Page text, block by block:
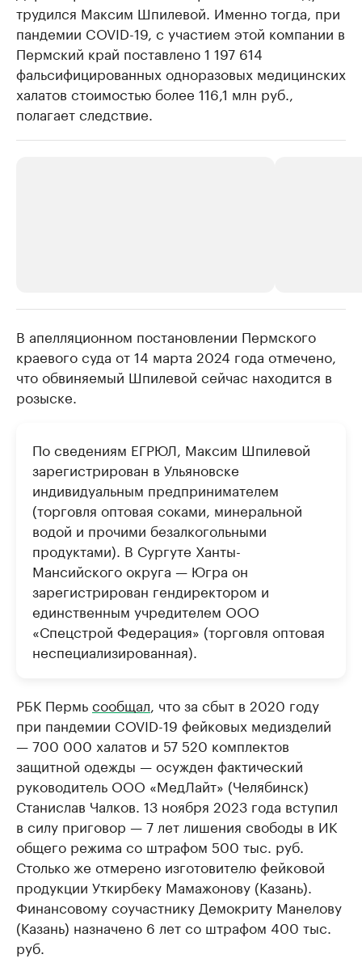
трудился Максим Шпилевой. Именно тогда, при
пандемии COVID-19, с участием этой компании в
Пермский край поставлено 1 197 614
фальсифицированных одноразовых медицинских
халатов стоимостью более 116,1 млн руб.,
полагает следствие.
Крупнейшие производители и
продавцы медийной продукции
Ознакомьтесь с информацией в каталоге
Страховые
В апелляционном постановлении Пермского
краевого суда от 14 марта 2024 года отмечено,
что обвиняемый Шпилевой сейчас находится в
розыске.
По сведениям ЕГРЮЛ, Максим Шпилевой
зарегистрирован в Ульяновске
индивидуальным предпринимателем
(торговля оптовая соками, минеральной
водой и прочими безалкогольными
продуктами). В Сургуте Ханты-
Мансийского округа — Югра он
зарегистрирован гендиректором и
единственным учредителем ООО
«Спецстрой Федерация» (торговля оптовая
неспециализированная).
РБК Пермьсообщал , что за сбыт в 2020 году
при пандемии COVID-19 фейковых медизделий
— 700 000 халатов и 57 520 комплектов
защитной одежды — осужден фактический
руководитель ООО «МедЛайт» (Челябинск)
Станислав Чалков. 13 ноября 2023 года вступил
в силу приговор — 7 лет лишения свободы в ИК
общего режима со штрафом 500 тыс. руб.
Столько же отмерено изготовителю фейковой
продукции Уткирбеку Мамажонову (Казань).
Финансовому соучастнику Демокриту Манелову
(Казань) назначено 6 лет со штрафом 400 тыс.
руб.